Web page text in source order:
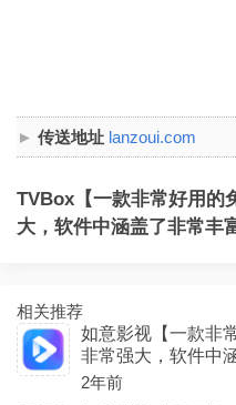
传送地址 lanzoui.com
TVBox【一款非常好用的
大，软件中涵盖了非常丰
相关推荐
如意影视【一款非
非常强大，软件中
2年前